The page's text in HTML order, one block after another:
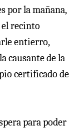
por la mañana,
recinto
entierro,
causante de la
certificado de
para poder